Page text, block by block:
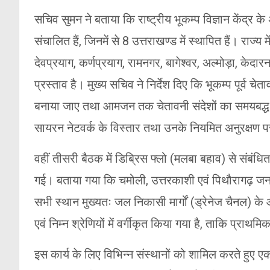
सचिव सुमन ने बताया कि राष्ट्रीय भूकम्प विज्ञान
संचालित हैं, जिनमें से 8 उत्तराखण्ड में स्थापित हैं।
देवप्रयाग, कर्णप्रयाग, रामनगर, बागेश्वर, अल्मोड़ा,
प्रस्ताव है। मुख्य सचिव ने निर्देश दिए कि भूकम्प पूर्व
बनाया जाए तथा आमजन तक चेतावनी संदेशों का
सायरन नेटवर्क के विस्तार तथा उनके नियमित अनुरक्षण
वहीं तीसरी बैठक में डिब्रिस फ्लो (मलबा बहाव) से
गई। बताया गया कि चमोली, उत्तरकाशी एवं
सभी स्थान मुख्यतः जल निकासी मार्गों (ड्रेनेज चैनल)
एवं निम्न श्रेणियों में वर्गीकृत किया गया है, ताकि
इस कार्य के लिए विभिन्न संस्थानों को शामिल करते हुए